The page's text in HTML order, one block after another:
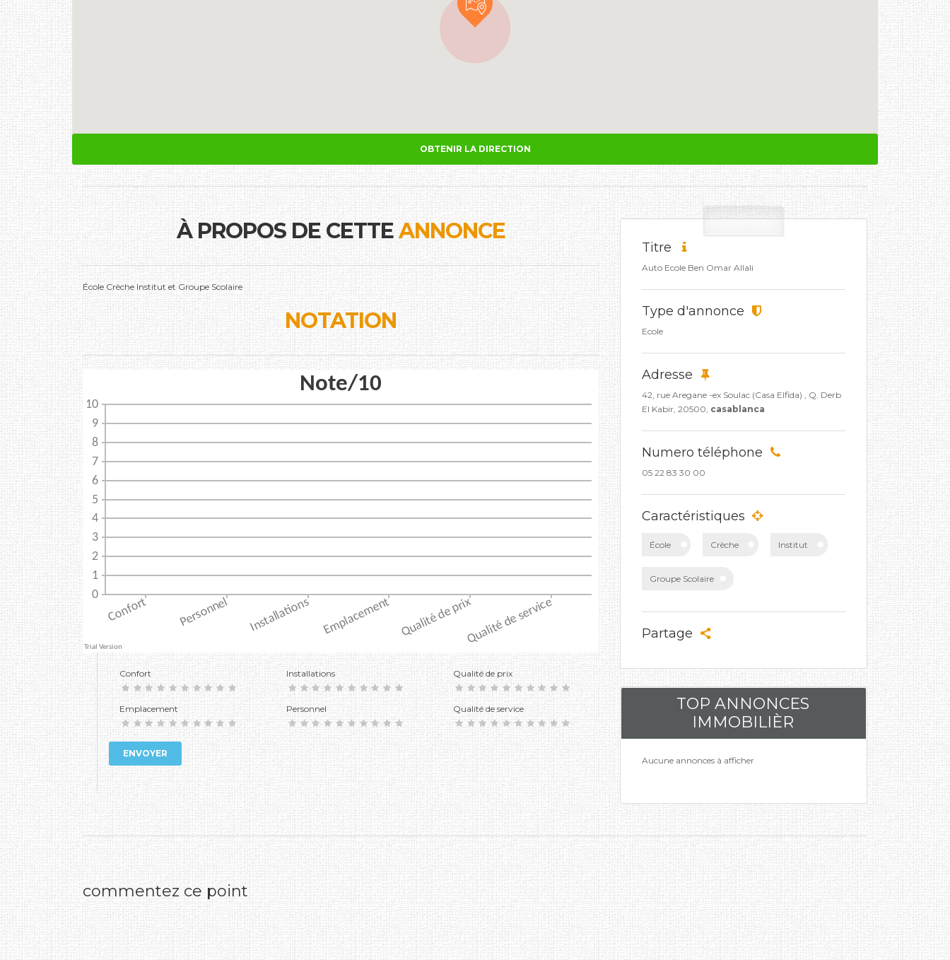
OBTENIR LA DIRECTION
À PROPOS DE CETTEANNONCE
École Crèche Institut et Groupe Scolaire
NOTATION
Confort
Emplacement
Installations
Personnel
Qualité de prix
Qualité de service
ENVOYER
Titre
Auto Ecole Ben Omar Allali
Type d'annonce
Ecole
Adresse
42, rue Aregane -ex Soulac (Casa Elfida) , Q. Derb
El Kabir, 20500, casablanca
Numero téléphone
05 22 83 30 00
Caractéristiques
École Crèche Institut
Groupe Scolaire
Partage
TOP ANNONCES
IMMOBILIÈR
Aucune annonces à afficher
commentez ce point